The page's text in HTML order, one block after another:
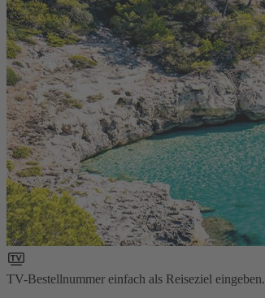
TV-Bestellnummer einfach als Reiseziel eingeben.